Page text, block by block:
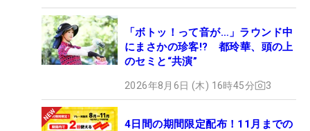
「ボトッ！って音が…」ラウンド中
にまさかの珍客!? 都玲華、頭の上
のセミと“共演”
2026年8月6日 (木) 16時45分 3
4日間の期間限定配布！11月までの